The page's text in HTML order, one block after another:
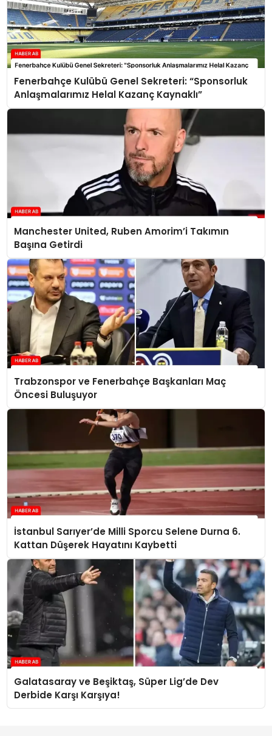
Fenerbahçe Kulübü Genel Sekreteri: “Sponsorluk
Anlaşmalarımız Helal Kazanç Kaynaklı”
Manchester United, Ruben Amorim’i Takımın
Başına Getirdi
Trabzonspor ve Fenerbahçe Başkanları Maç
Öncesi Buluşuyor
İstanbul Sarıyer’de Milli Sporcu Selene Durna 6.
Kattan Düşerek Hayatını Kaybetti
Galatasaray ve Beşiktaş, Süper Lig’de Dev
Derbide Karşı Karşıya!